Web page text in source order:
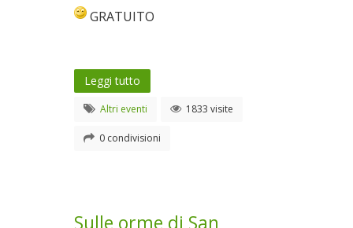
GRATUITO
Leggi tutto
Altri eventi 1833 visite
0 condivisioni
Sulle orme di San